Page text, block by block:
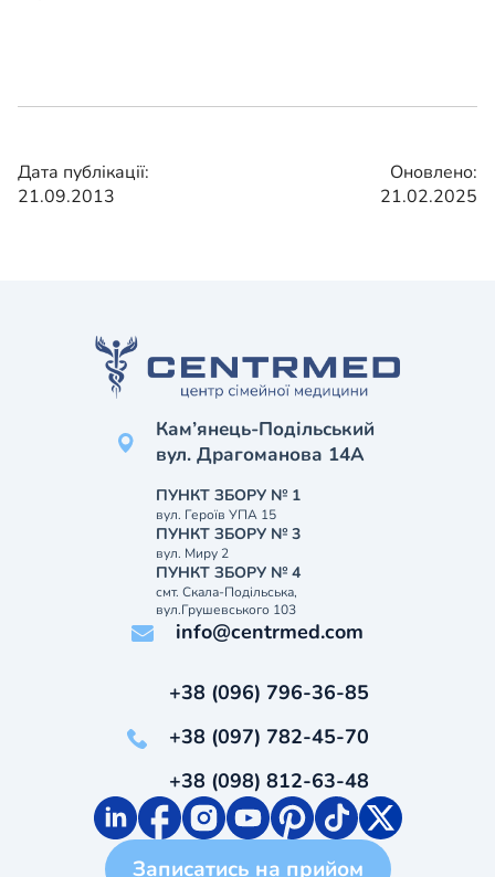
Дата публікації:
21.09.2013
Оновлено:
21.02.2025
Кам’янець-Подільський
вул. Драгоманова 14А
ПУНКТ ЗБОРУ № 1
вул. Героїв УПА 15
ПУНКТ ЗБОРУ № 3
вул. Миру 2
ПУНКТ ЗБОРУ № 4
смт. Скала-Подільська,
вул.Грушевського 103
info@centrmed.com
+38 (096) 796-36-85
+38 (097) 782-45-70
+38 (098) 812-63-48
Записатись на прийом